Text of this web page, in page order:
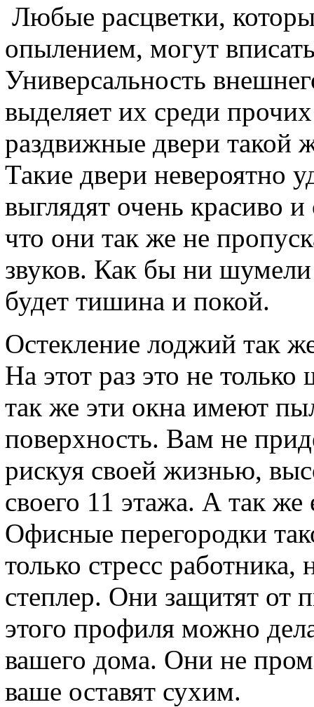
Любые расцветки,
опылением, могут
Универсальность
выделяет их среди
раздвижные двери такой
Такие двери невероятно
выглядят очень красиво
что они так же не
звуков. Как бы ни шумели
будет тишина и покой.
Остекление лоджий так
На этот раз это не
так же эти окна имеют
поверхность. Вам не
рискуя своей жизнью,
своего 11 этажа. А так
Офисные перегородки
только стресс
степлер. Они защитят от
этого профиля можно
вашего дома. Они не
ваше оставят сухим.